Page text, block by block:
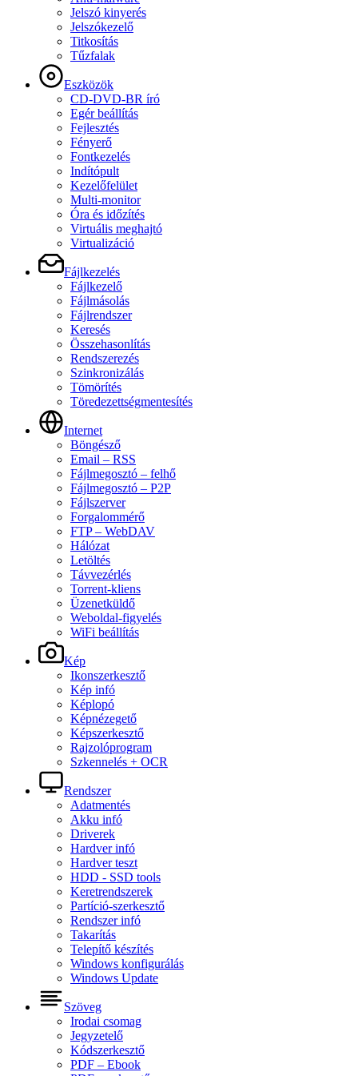
Jelszó kinyerés
Jelszókezelő
Titkosítás
Tűzfalak
Eszközök
CD-DVD-BR író
Egér beállítás
Fejlesztés
Fényerő
Fontkezelés
Indítópult
Kezelőfelület
Multi-monitor
Óra és időzítés
Virtuális meghajtó
Virtualizáció
Fájlkezelés
Fájlkezelő
Fájlmásolás
Fájlrendszer
Keresés
Összehasonlítás
Rendszerezés
Szinkronizálás
Tömörítés
Töredezettségmentesítés
Internet
Böngésző
Email – RSS
Fájlmegosztó – felhő
Fájlmegosztó – P2P
Fájlszerver
Forgalommérő
FTP – WebDAV
Hálózat
Letöltés
Távvezérlés
Torrent-kliens
Üzenetküldő
Weboldal-figyelés
WiFi beállítás
Kép
Ikonszerkesztő
Kép infó
Képlopó
Képnézegető
Képszerkesztő
Rajzolóprogram
Szkennelés + OCR
Rendszer
Adatmentés
Akku infó
Driverek
Hardver infó
Hardver teszt
HDD - SSD tools
Keretrendszerek
Partíció-szerkesztő
Rendszer infó
Takarítás
Telepítő készítés
Windows konfigurálás
Windows Update
Szöveg
Irodai csomag
Jegyzetelő
Kódszerkesztő
PDF – Ebook